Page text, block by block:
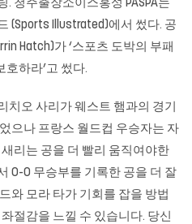
. 청주출장소이스홍성 PASPA는
(Sports Illustrated)에서 썼다. 공
Hatch)가 ‘스포츠 도박의 부패
하라’고 썼다.
치오 사리가 웨스트 햄과의 경기
으나 프랑스 월드컵 우승자는 자
리는 ​​공을 더 빨리 움직여야한
0-0 무승부를 기록한 공을 더 잘
와 모라 타가 기회를 잡을 방법
절감을 느낄 수 있습니다. 당신